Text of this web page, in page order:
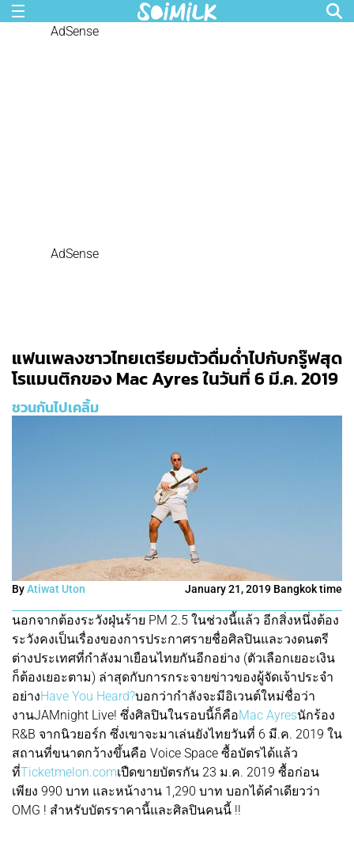
AdSense
AdSense
แฟนเพลงชาวไทยเตรียมตัวดื่มด่ำไปกับกรู๊ฟสุด
โรแมนติกของ Mac Ayres ในวันที่ 6 มี.ค. 2019
ชวนกันไปเคลิ้ม
ByAtiwat Uton January 21, 2019 Bangkok time
นอกจากต้องระวังฝุ่นร้าย PM 2.5 ในช่วงนี้แล้ว อีกสิ่งหนึ่งต้อง
ระวังคงเป็นเรื่องของการประกาศรายชื่อศิลปินและวงดนตรี
ต่างประเทศที่กำลังมาเยือนไทยกันอีกอย่าง (ตัวเลือกเยอะเงิน
ก็ต้องเยอะตาม) ล่าสุดกับการกระจายข่าวของผู้จัดเจ้าประจำ
อย่างHave You Heard?บอกว่ากำลังจะมีอิเวนต์ใหม่ชื่อว่า
งานJAMnight Live! ซึ่งศิลปินในรอบนี้ก็คือMac Ayresนักร้อง
R&B จากนิวยอร์ก ซึ่งเขาจะมาเล่นยังไทยวันที่ 6 มี.ค. 2019 ใน
สถานที่ขนาดกว้างขึ้นคือ Voice Space ซื้อบัตรได้แล้ว
ที่Ticketmelon.comเปืดขายบัตรกัน 23 ม.ค. 2019 ซื้อก่อน
เพียง 990 บาท และหน้างาน 1,290 บาท บอกได้คำเดียวว่า
OMG ! สำหรับบัตรราคานี้และศิลปินคนนี้ !!